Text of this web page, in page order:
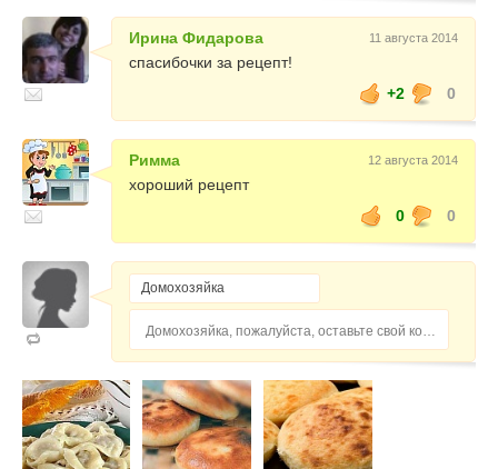
Ирина Фидарова 11 августа 2014
спасибочки за рецепт!
+2
0
Римма 12 августа 2014
хороший рецепт
0
0